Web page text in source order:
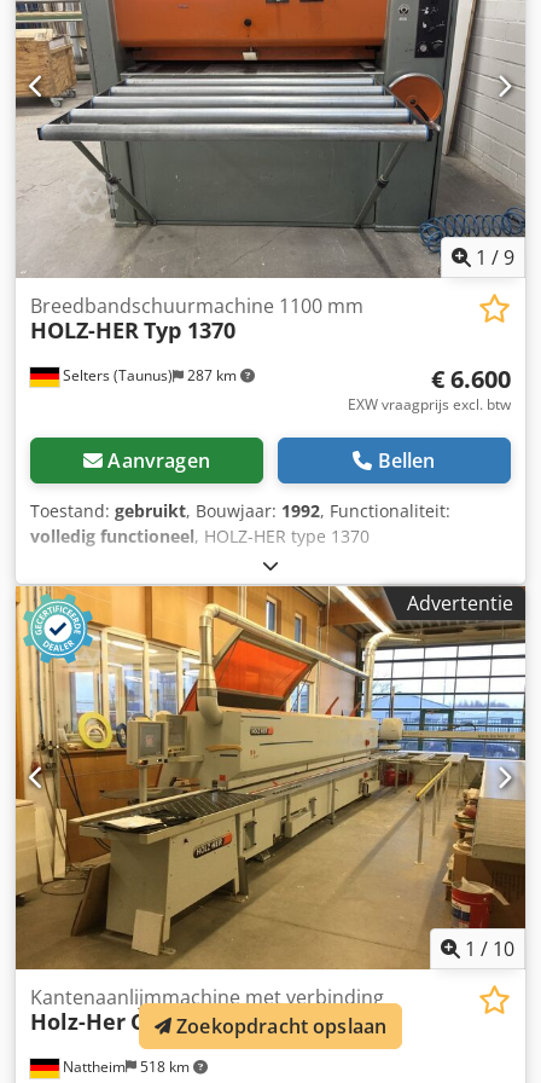
1 /9
Selters (Taunus) 287 km
Breedbandschuurmachine 1100 mm
HOLZ-HERTyp 1370
€ 6.600
EXW vraagprijs excl. btw
Aanvragen Bellen
Toestand: gebruikt, Bouwjaar: 1992, Functionaliteit:
volledig functioneel, HOLZ-HER type 1370
bredebandsschuurmachine / fijnschuurmachine, bouwjaar
1992. De machine is voor het laatst gebruikt en wordt als
functioneel en/of gecontroleerd beschreven. Technische
gegevens: - Werkbreedte: maximaal 1.100 mm -
Werkstukdoorlaat: 2–100 mm - Schuurkop: 15 kW
Dodpfozrn Abex Aftjkr - Borstel: 0,55 kW - Voeding: 1,1 kW -
Totaal vermogen: ca. 17 kW - Aansluiting: 380–400 V / 50 Hz
- Afmetingen: ca. 1.730 x 1.340 x 1.380 mm - Benodigde
ruimte (diepte met rollentafels): ca. 2.500 mm - Gewicht:
ca. 1.935 kg, plus rollentafel ca. 80 kg - Afzuigaansluiting:
250 mm Accessoires: Rollentafels, schuurbanden,
gereedschap, bedieningshandleidingen, schema en
reserveonderdelendocumentatie. Belangrijke opmerking:
De rubberen transportrollen zijn door ouderdom verhard
en moeten zo snel mogelijk worden vervangen. Locatie:
65618 Selters (Taunus), Duitsland.
Advertentie
1 / 10
Nattheim 518 km
Kantenaanlijmmachine met verbinding
Holz-Her Contriga 1366
Zoekopdracht opslaan